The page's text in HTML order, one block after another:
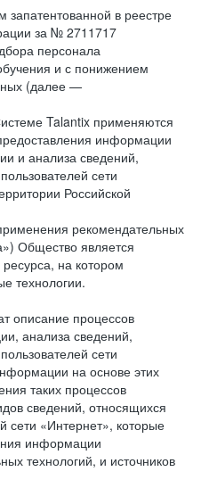
в реестре
за № 2711717
персонала
и с понижением
(далее —
Talantix применяются
информации
и анализа сведений,
сети
Российской
рекомендательных
Общество является
на котором
технологии.
описание процессов
анализа сведений,
сети
на основе этих
таких процессов
сведений, относящихся
сети «Интернет», которые
информации
технологий, и источников